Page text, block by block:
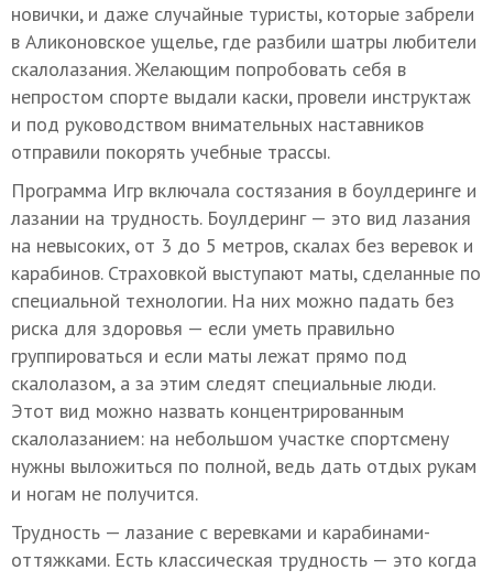
новички, и даже случайные туристы, которые забрели
в Аликоновское ущелье, где разбили шатры любители
скалолазания. Желающим попробовать себя в
непростом спорте выдали каски, провели инструктаж
и под руководством внимательных наставников
отправили покорять учебные трассы.
Программа Игр включала состязания в боулдеринге и
лазании на трудность. Боулдеринг — это вид лазания
на невысоких, от 3 до 5 метров, скалах без веревок и
карабинов. Страховкой выступают маты, сделанные по
специальной технологии. На них можно падать без
риска для здоровья — если уметь правильно
группироваться и если маты лежат прямо под
скалолазом, а за этим следят специальные люди.
Этот вид можно назвать концентрированным
скалолазанием: на небольшом участке спортсмену
нужны выложиться по полной, ведь дать отдых рукам
и ногам не получится.
Трудность — лазание с веревками и карабинами-
оттяжками. Есть классическая трудность — это когда